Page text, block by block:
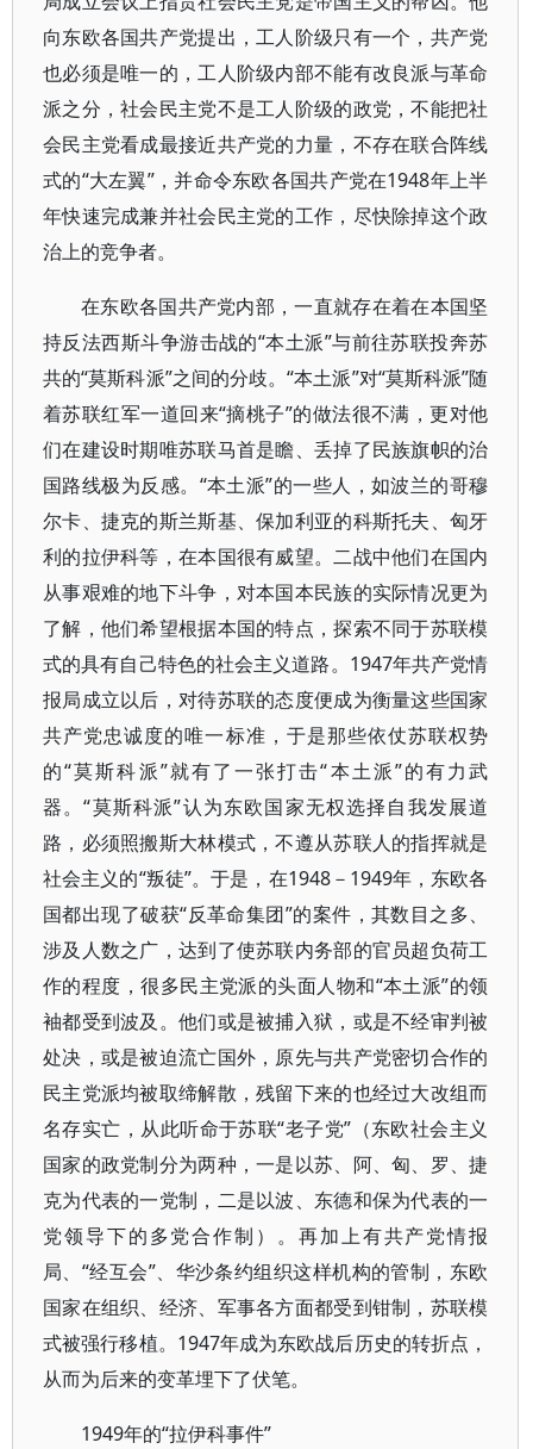
向东欧各国共产党提出，工人阶级只有一个，共产党
也必须是唯一的，工人阶级内部不能有改良派与革命
派之分，社会民主党不是工人阶级的政党，不能把社
会民主党看成最接近共产党的力量，不存在联合阵线
式的“大左翼”，并命令东欧各国共产党在1948年上半
年快速完成兼并社会民主党的工作，尽快除掉这个政
治上的竞争者。
在东欧各国共产党内部，一直就存在着在本国坚
持反法西斯斗争游击战的“本土派”与前往苏联投奔苏
共的“莫斯科派”之间的分歧。“本土派”对“莫斯科派”随
着苏联红军一道回来“摘桃子”的做法很不满，更对他
们在建设时期唯苏联马首是瞻、丢掉了民族旗帜的治
国路线极为反感。“本土派”的一些人，如波兰的哥穆
尔卡、捷克的斯兰斯基、保加利亚的科斯托夫、匈牙
利的拉伊科等，在本国很有威望。二战中他们在国内
从事艰难的地下斗争，对本国本民族的实际情况更为
了解，他们希望根据本国的特点，探索不同于苏联模
式的具有自己特色的社会主义道路。1947年共产党情
报局成立以后，对待苏联的态度便成为衡量这些国家
共产党忠诚度的唯一标准，于是那些依仗苏联权势
的“莫斯科派”就有了一张打击“本土派”的有力武
器。“莫斯科派”认为东欧国家无权选择自我发展道
路，必须照搬斯大林模式，不遵从苏联人的指挥就是
社会主义的“叛徒”。于是，在1948－1949年，东欧各
国都出现了破获“反革命集团”的案件，其数目之多、
涉及人数之广，达到了使苏联内务部的官员超负荷工
作的程度，很多民主党派的头面人物和“本土派”的领
袖都受到波及。他们或是被捕入狱，或是不经审判被
处决，或是被迫流亡国外，原先与共产党密切合作的
民主党派均被取缔解散，残留下来的也经过大改组而
名存实亡，从此听命于苏联“老子党”（东欧社会主义
国家的政党制分为两种，一是以苏、阿、匈、罗、捷
克为代表的一党制，二是以波、东德和保为代表的一
党领导下的多党合作制）。再加上有共产党情报
局、“经互会”、华沙条约组织这样机构的管制，东欧
国家在组织、经济、军事各方面都受到钳制，苏联模
式被强行移植。1947年成为东欧战后历史的转折点，
从而为后来的变革埋下了伏笔。
1949年的“拉伊科事件”